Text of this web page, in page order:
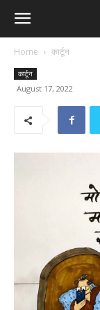
Home कार्टून
कार्टून
August 17, 2022